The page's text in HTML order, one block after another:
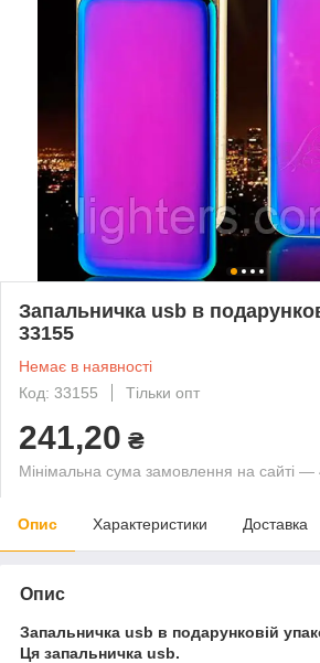
Запальничка usb в
33155
Немає в наявності
Код: 33155
Тільки опт
241,20 ₴
Мінімальна сума замовлення на сайті —
Опис Характеристики Доставка
Опис
Запальничка usb в подарунковій
Ця запальничка usb.